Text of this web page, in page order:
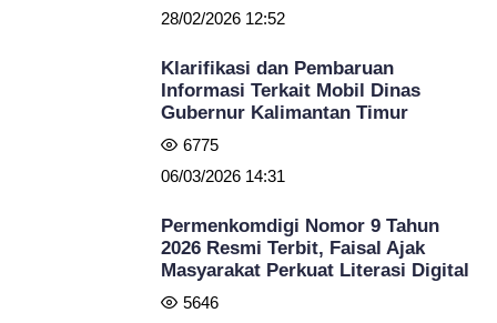
28/02/2026 12:52
Klarifikasi dan Pembaruan
Informasi Terkait Mobil Dinas
Gubernur Kalimantan Timur
6775
06/03/2026 14:31
Permenkomdigi Nomor 9 Tahun
2026 Resmi Terbit, Faisal Ajak
Masyarakat Perkuat Literasi Digital
5646